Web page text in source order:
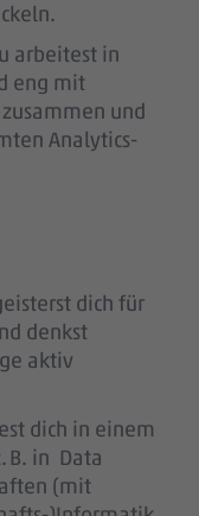
arbeitest in
eng mit
und
Analytics-
dich für
denkst
aktiv
dich in einem
B. in Data
(mit